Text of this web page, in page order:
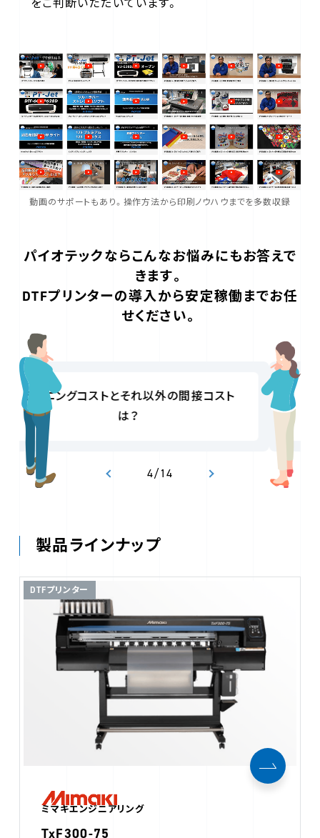
動画のサポートもあり。操作方法から印刷ノウハウまでを多数収録
パイオテックならこんなお悩みにもお答えで
きます。
DTFプリンターの導入から安定稼働までお任
せください。
印刷スピードはどれくらい？
4/14
製品ラインナップ
DTFプリンター
ミマキエンジニアリング
TxF300-75